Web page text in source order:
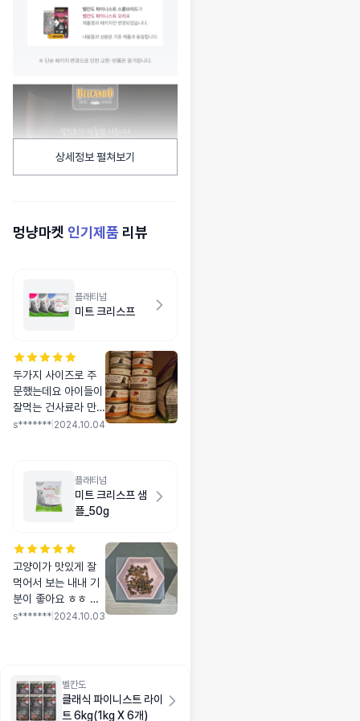
상세정보 펼쳐보기
멍냥마켓 인기제품 리뷰
플래티넘
미트 크리스프
두가지 사이즈로 주
문했는데요 아이들이
잘먹는 건사료라 만
족하고 있어요 성분
s******* 2024.10.04
플래티넘
미트 크리스프 샘
플_50g
고양이가 맛있게 잘
먹어서 보는 내내 기
분이 좋아요 ㅎㅎ 좋
은 원료를 사용한거
s******* 2024.10.03
벨칸도
클래식 파이니스트 라이
트 6kg(1kg X 6개)